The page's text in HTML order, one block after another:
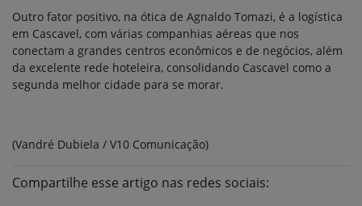
Outro fator positivo, na ótica de Agnaldo Tomazi, é a logística
em Cascavel, com várias companhias aéreas que nos
conectam a grandes centros econômicos e de negócios, além
da excelente rede hoteleira, consolidando Cascavel como a
segunda melhor cidade para se morar.
(Vandré Dubiela / V10 Comunicação)
Compartilhe esse artigo nas redes sociais: